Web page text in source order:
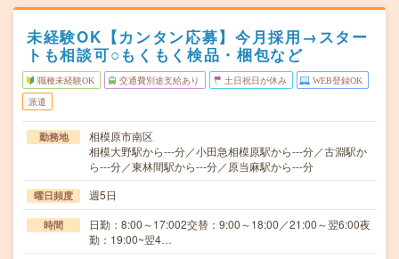
未経験OK【カンタン応募】今月採用→スター
トも相談可○もくもく検品・梱包など
職種未経験OK 交通費別途支給あり 土日祝日が休み WEB登録OK
派遣
勤務地
相模原市南区
相模大野駅から---分／小田急相模原駅から---分／古淵駅か
ら---分／東林間駅から---分／原当麻駅から---分
曜日頻度 週5日
時間
日勤：8:00～17:002交替：9:00～18:00／21:00～翌6:00夜
勤：19:00~翌4…